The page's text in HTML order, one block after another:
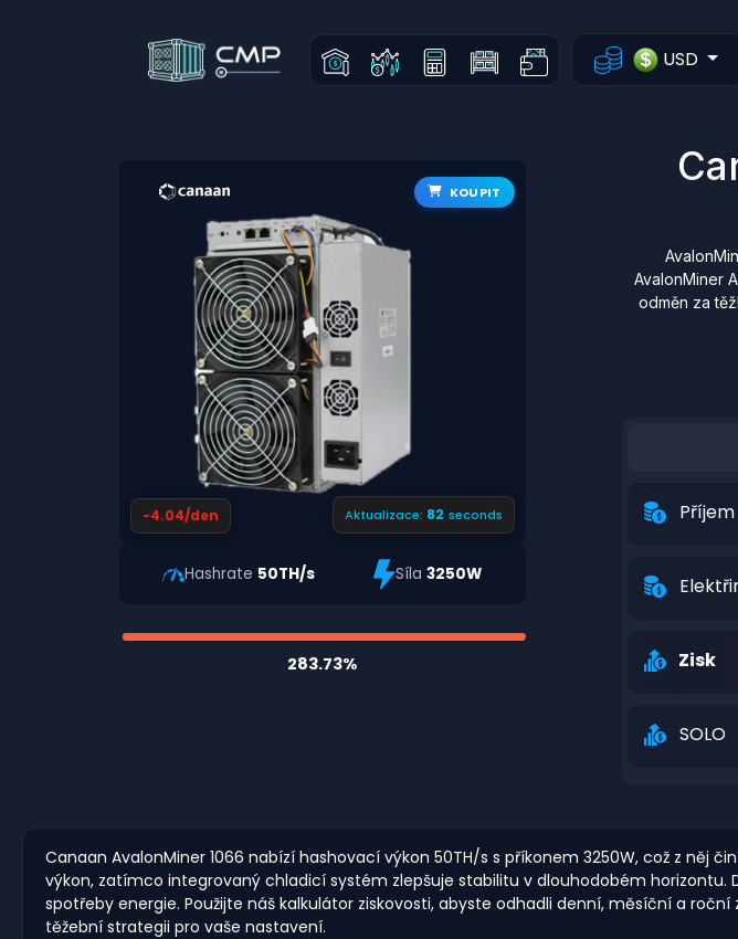
USD
KOUPIT
-4.04/den Aktualizace:81 seconds
Hashrate 50TH/s Síla3250W
283.73%
AvalonMiner
odměn za
Příjem
Zisk
SOLO
Canaan AvalonMiner 1066 nabízí hashovací výkon 50TH/s s příkonem 3250W, což z něj
výkon, zatímco integrovaný chladicí systém zlepšuje stabilitu v dlouhodobém
spotřeby energie. Použijte náš kalkulátor ziskovosti, abyste odhadli denní, měsíční a
těžební strategii pro vaše nastavení.